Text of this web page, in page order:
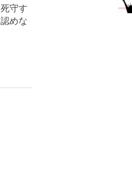
守す
めな